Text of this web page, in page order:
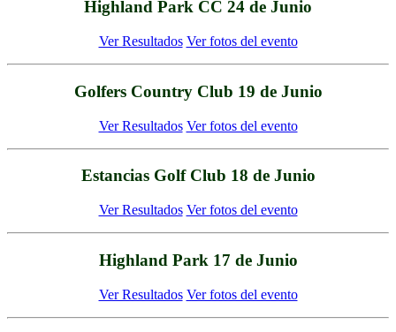
Highland Park CC 24 de Junio
Ver Resultados Ver fotos del evento
Golfers Country Club 19 de Junio
Ver Resultados Ver fotos del evento
Estancias GolfClub 18 de Junio
Ver Resultados Ver fotos del evento
Highland Park 17 de Junio
Ver Resultados Ver fotos del evento